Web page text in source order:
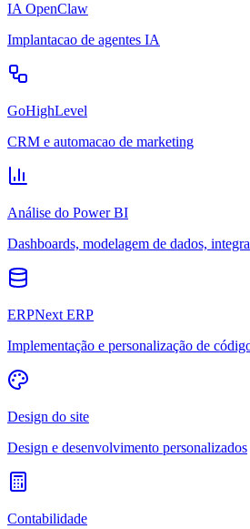
IA OpenClaw
Implantacao de agentes IA
GoHighLevel
CRM e automacao de marketing
Análise do Power BI
Dashboards, modelagem de dados,
ERPNext ERP
Implementação e personalização de
Design do site
Design e desenvolvimento personalizados
Contabilidade